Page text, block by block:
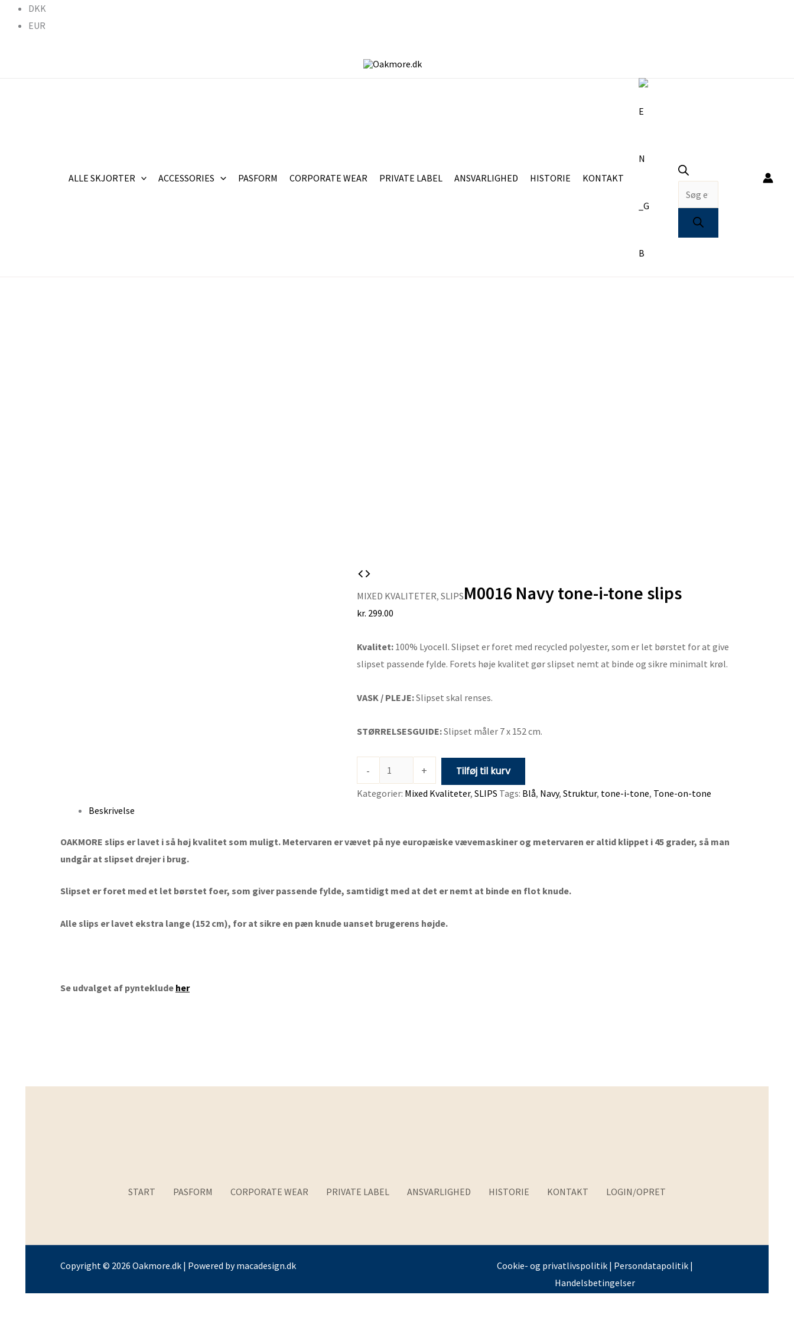
DKK
EUR
ALLE SKJORTER ACCESSORIES PASFORM CORPORATE WEAR PRIVATE LABEL ANSVARLIGHED HISTORIE KONTAKT
MIXED KVALITETER, SLIPSM0016 Navy tone-i-tone slips
kr. 299.00
Kvalitet:100% Lyocell. Slipset er foret med recycled polyester, som er let børstet for at give
slipset passende fylde. Forets høje kvalitet gør slipset nemt at binde og sikre minimalt krøl.
VASK / PLEJE:Slipset skal renses.
STØRRELSESGUIDE:Slipset måler 7 x 152 cm.
-
M0016
Navy
tone-
tone
slips
+ Tilføj til kurv
Kategorier: Mixed Kvaliteter, SLIPS Tags: Blå, Navy, Struktur, tone-i-tone, Tone-on-tone
Beskrivelse
OAKMORE slips er lavet i så høj kvalitet som muligt. Metervaren er vævet på nye europæiske vævemaskiner og metervaren er altid klippet i 45 grader, så man
undgår at slipset drejer i brug.
Slipset er foret med et let børstet foer, som giver passende fylde, samtidigt med at det er nemt at binde en flot knude.
Alle slips er lavet ekstra lange (152 cm), for at sikre en pæn knude uanset brugerens højde.
Se udvalget af pynteklude her
START PASFORM CORPORATE WEAR PRIVATE LABEL ANSVARLIGHED HISTORIE KONTAKT LOGIN/OPRET
Copyright © 2026 Oakmore.dk | Powered bymacadesign.dk Cookie- og privatlivspolitik | Persondatapolitik |
Handelsbetingelser